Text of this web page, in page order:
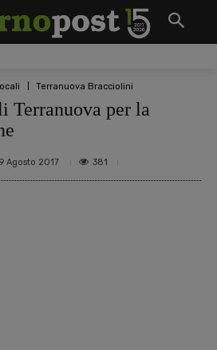
Terranuova Bracciolini
Terranuova per la
Agosto 2017 381